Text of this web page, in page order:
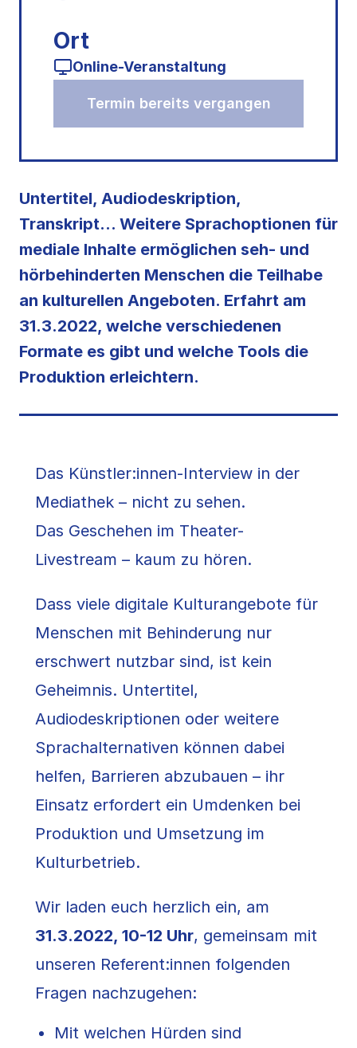
Termin bereits vergangen
Ort
Online-Veranstaltung
Untertitel, Audiodeskription,
Transkript… Weitere Sprachoptionen für
mediale Inhalte ermöglichen seh- und
hörbehinderten Menschen die Teilhabe
an kulturellen Angeboten. Erfahrt am
31.3.2022, welche verschiedenen
Formate es gibt und welche Tools die
Produktion erleichtern.
Das Künstler:innen-Interview in der
Mediathek – nicht zu sehen.
Das Geschehen im Theater-
Livestream – kaum zu hören.
Dass viele digitale Kulturangebote für
Menschen mit Behinderung nur
erschwert nutzbar sind, ist kein
Geheimnis. Untertitel,
Audiodeskriptionen oder weitere
Sprachalternativen können dabei
helfen, Barrieren abzubauen – ihr
Einsatz erfordert ein Umdenken bei
Produktion und Umsetzung im
Kulturbetrieb.
Wir laden euch herzlich ein, am
31.3.2022, 10-12 Uhr, gemeinsam mit
unseren Referent:innen folgenden
Fragen nachzugehen:
Mit welchen Hürden sind